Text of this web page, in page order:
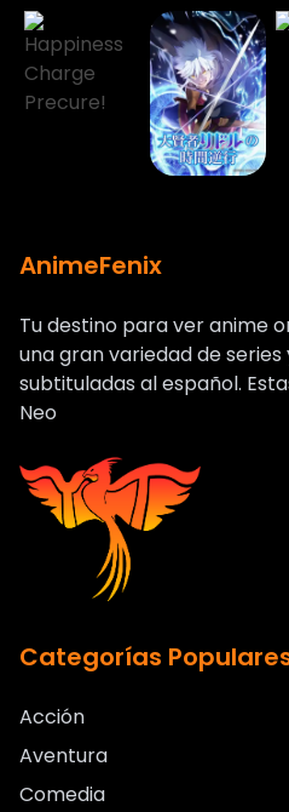
AnimeFenix
Tu destino para ver anime
una gran variedad de
subtituladas al español.
Neo
Categorías
Acción
Aventura
Comedia